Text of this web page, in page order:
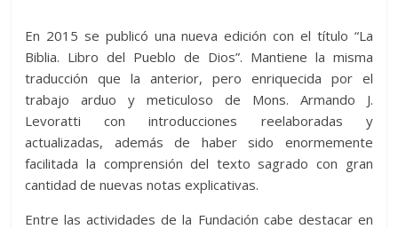
En 2015 se publicó una nueva edición con el título “La
Biblia. Libro del Pueblo de Dios”. Mantiene la misma
traducción que la anterior, pero enriquecida por el
trabajo arduo y meticuloso de Mons. Armando J.
Levoratti con introducciones reelaboradas y
actualizadas, además de haber sido enormemente
facilitada la comprensión del texto sagrado con gran
cantidad de nuevas notas explicativas.
Entre las actividades de la Fundación cabe destacar en